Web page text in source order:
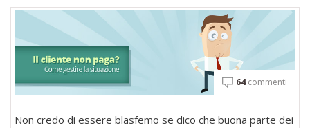
64 commenti
Non credo di essere blasfemo se dico che buona parte dei